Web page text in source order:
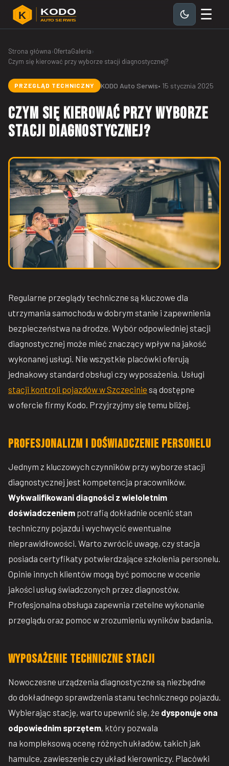
K KODO
AUTO SERWIS ☰
Strona główna›OfertaGaleria›
Czym się kierować przy wyborze stacji diagnostycznej?
PRZEGLĄD TECHNICZNY KODO Auto Serwis• 15 stycznia 2025
Czym się kierować przy wyborze
stacji diagnostycznej?
Regularne przeglądy techniczne są kluczowe dla
utrzymania samochodu w dobrym stanie i zapewnienia
bezpieczeństwa na drodze. Wybór odpowiedniej stacji
diagnostycznej może mieć znaczący wpływ na jakość
wykonanej usługi. Nie wszystkie placówki oferują
jednakowy standard obsługi czy wyposażenia. Usługi
stacji kontroli pojazdów w Szczecinie są dostępne
w ofercie firmy Kodo. Przyjrzyjmy się temu bliżej.
Profesjonalizm i doświadczenie personelu
Jednym z kluczowych czynników przy wyborze stacji
diagnostycznej jest kompetencja pracowników.
Wykwalifikowani diagności z wieloletnim
doświadczeniem potrafią dokładnie ocenić stan
techniczny pojazdu i wychwycić ewentualne
nieprawidłowości. Warto zwrócić uwagę, czy stacja
posiada certyfikaty potwierdzające szkolenia personelu.
Opinie innych klientów mogą być pomocne w ocenie
jakości usług świadczonych przez diagnostów.
Profesjonalna obsługa zapewnia rzetelne wykonanie
przeglądu oraz pomoc w zrozumieniu wyników badania.
Wyposażenie techniczne stacji
Nowoczesne urządzenia diagnostyczne są niezbędne
do dokładnego sprawdzenia stanu technicznego pojazdu.
Wybierając stację, warto upewnić się, że dysponuje ona
odpowiednim sprzętem, który pozwala
na kompleksową ocenę różnych układów, takich jak
hamulce, zawieszenie czy układ kierowniczy. Placówki